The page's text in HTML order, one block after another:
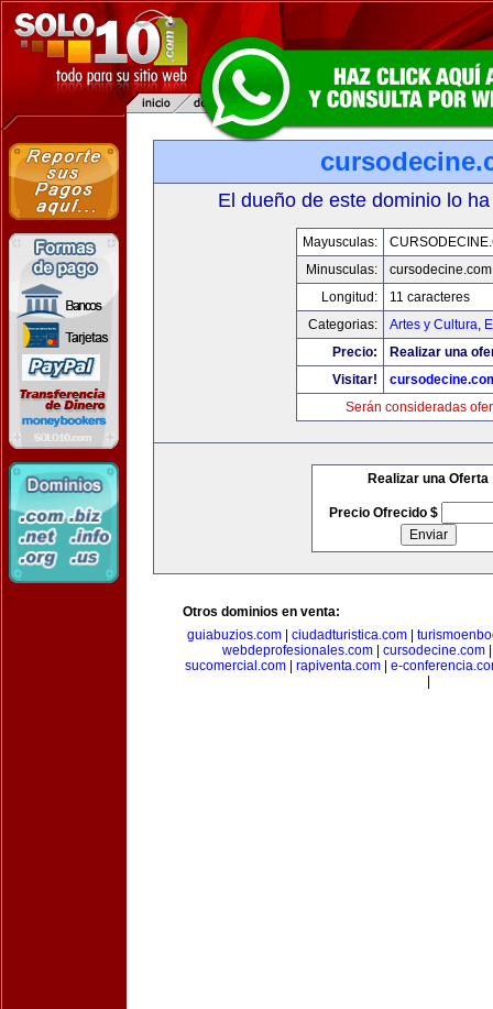
El dueño de este dominio lo
Mayusculas:
Minusculas:
cursodecine.com
Longitud:
11 caracteres
Categorias:
Artes y Cultura,
Precio:
Realizar una
Visitar!
Serán consideradas
Realizar una Oferta
Precio Ofrecido $
Otros dominios en venta:
guiabuzios.com| ciudadturistica.com|
webdeprofesionales.com| cursodecine.com
sucomercial.com
rapiventa.com
e-